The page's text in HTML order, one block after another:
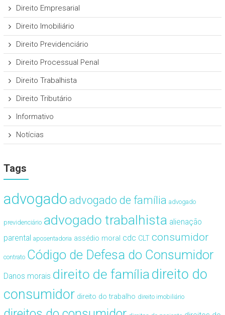
Direito Empresarial
Direito Imobiliário
Direito Previdenciário
Direito Processual Penal
Direito Trabalhista
Direito Tributário
Informativo
Notícias
Tags
advogado advogado de família advogado
previdenciário advogado trabalhista alienação
parental aposentadoria assédio moral cdc CLT consumidor
contrato Código de Defesa do Consumidor
Danos morais direito de famíliadireito do
consumidor direito do trabalho direito imobiliário